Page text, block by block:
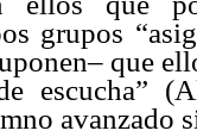
grupos
que
escucha”
avanzado